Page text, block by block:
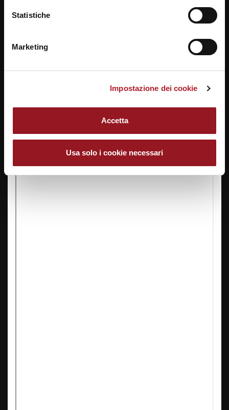
Statistiche
Marketing
Impostazione dei cookie
Accetta
Usa solo i cookie necessari